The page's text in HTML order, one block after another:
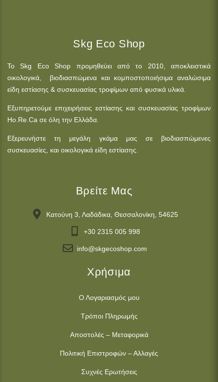
Skg Eco Shop
Το Skg Eco Shop προμηθεύει από το 2010, αποκλειστικά
οικολογικά, βιοδιασπώμενα και κομποστοποιήσιμα αναλώσιμα
είδη εστίασης & συσκευασίας τροφίμων από φυσικά υλικά.
Εξυπηρετούμε επιχειρήσεις εστίασης και συσκευασίας τροφίμων
Ho.Re.Ca σε όλη την Ελλάδα.
Εξερευνήστε τη μεγάλη γκάμα μας σε βιοδιασπώμενες
συσκευασίες, και οικολογικά είδη εστίασης.
Βρείτε Μας
Κατούνη 3, Λαδάδικα, Θεσσαλονίκη, 54625
+30 2315 005 998
info@skgecoshop.com
Χρήσιμα
Ο Λογαριασμός μου
Τρόποι Πληρωμής
Αποστολές – Μεταφορικά
Πολιτική Επιστροφών – Αλλαγές
Συχνές Ερωτήσεις